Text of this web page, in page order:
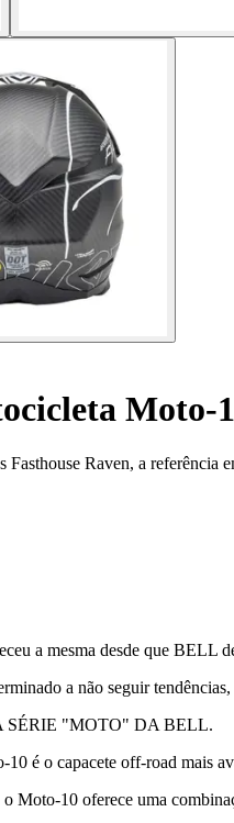
Moto-
Raven, a referência
a mesma desde que
a não seguir
SÉRIE "MOTO" DA BELL.
é o capacete off-road mais
10 oferece uma